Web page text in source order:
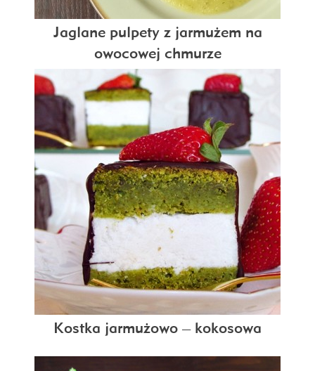
Jaglane pulpety z jarmużem na
owocowej chmurze
Kostka jarmużowo – kokosowa